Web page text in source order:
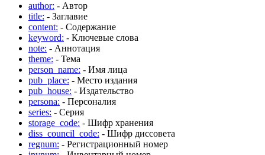
author: - Автор
title: - Заглавие
content: - Содержание
keyword: - Ключевые слова
note: - Аннотация
theme: - Тема
person_name: - Имя лица
pub_place: - Место издания
pub_house: - Издательство
persona: - Персоналия
series: - Серия
storage_code: - Шифр хранения
diss_council_code: - Шифр диссовета
regnum: - Регистрационный номер